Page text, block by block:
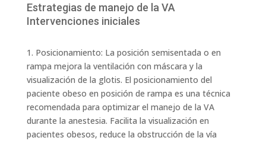
Estrategias de manejo de la VA
Intervenciones iniciales
1. Posicionamiento: La posición semisentada o en
rampa mejora la ventilación con máscara y la
visualización de la glotis. El posicionamiento del
paciente obeso en posición de rampa es una técnica
recomendada para optimizar el manejo de la VA
durante la anestesia. Facilita la visualización en
pacientes obesos, reduce la obstrucción de la vía